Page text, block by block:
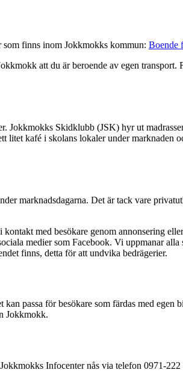
som finns inom Jokkmokks kommun: Boende
att du är beroende av egen transport.
Jokkmokks Skidklubb (JSK) hyr ut
litet kafé i skolans lokaler under marknaden
marknadsdagarna. Det är tack vare
med besökare genom annonsering
medier som Facebook. Vi uppmanar alla
finns, detta för att undvika bedrägerier.
passa för besökare som färdas med egen
Jokkmokk.
Infocenter nås via telefon 0971-